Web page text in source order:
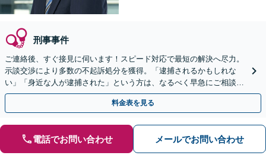
刑事事件
ご連絡後、すぐ接見に伺います！スピード対応で最短の解決へ尽力。
示談交渉により多数の不起訴処分を獲得。「逮捕されるかもしれな
い」「身近な人が逮捕された」という方は、なるべく早急にご相談く
ださい【完全個室】【休日・夜間対応】【横浜駅8分】
料金表を見る
電話でお問い合わせ メールでお問い合わせ